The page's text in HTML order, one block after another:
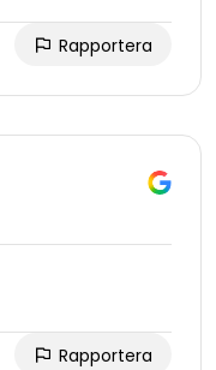
Rapportera
Rapportera